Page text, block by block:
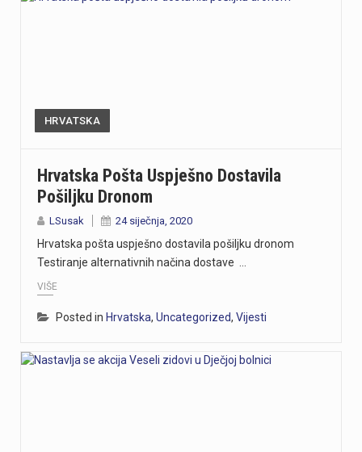
HRVATSKA
Hrvatska Pošta Uspješno Dostavila
Pošiljku Dronom
LSusak 24 siječnja, 2020
Hrvatska pošta uspješno dostavila pošiljku dronom
Testiranje alternativnih načina dostave …
VIŠE
Posted in Hrvatska, Uncategorized, Vijesti